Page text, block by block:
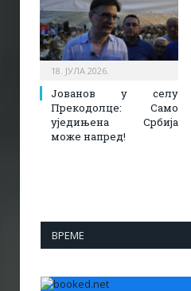
18. ЈУЛА 2026.
Јованов у селу
Прекодолце: Само
уједињена Србија
може напред!
ВРЕМЕ